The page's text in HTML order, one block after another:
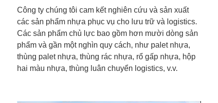
Công ty chúng tôi cam kết nghiên cứu và sản xuất
các sản phẩm nhựa phục vụ cho lưu trữ và logistics.
Các sản phẩm chủ lực bao gồm hơn mười dòng sản
phẩm và gần một nghìn quy cách, như palet nhựa,
thùng palet nhựa, thùng rác nhựa, rổ gấp nhựa, hộp
hai màu nhựa, thùng luân chuyển logistics, v.v.